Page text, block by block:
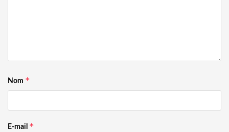
Nom *
E-mail *